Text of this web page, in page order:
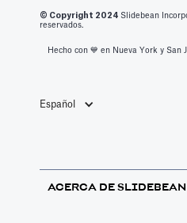
© Copyright 2 024 Slidebean
reservados.
Hecho con 💙️ en Nueva York y San
Español
ACERCA DE SLIDEBEAN